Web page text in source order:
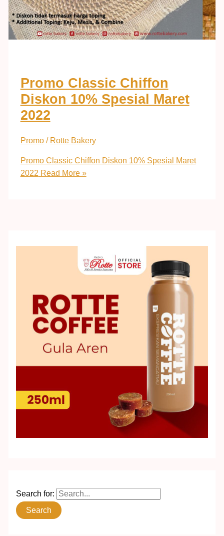
Promo Classic Chiffon
Diskon 10% Spesial Maret
2022
Promo/ Rotte Bakery
Promo Classic Chiffon Diskon 10% Spesial Maret
2022 Read More »
Search for: